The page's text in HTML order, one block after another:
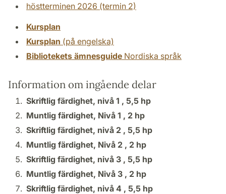
höstterminen 2026 (termin 2)
Kursplan
Kursplan (på engelska)
Bibliotekets ämnesguide Nordiska språk
Information om ingående delar
Skriftlig färdighet, nivå 1 , 5,5 hp
Muntlig färdighet, Nivå 1 , 2 hp
Skriftlig färdighet, nivå 2 , 5,5 hp
Muntlig färdighet, Nivå 2 , 2 hp
Skriftlig färdighet, nivå 3 , 5,5 hp
Muntlig färdighet, Nivå 3 , 2 hp
Skriftlig färdighet, nivå 4 , 5,5 hp